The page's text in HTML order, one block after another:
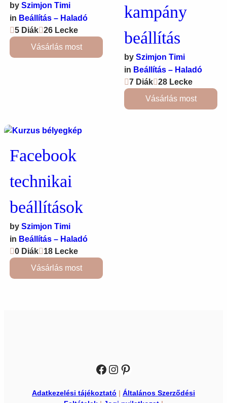
by Szimjon Timi
in Beállítás – Haladó
5 Diák
26 Lecke
Vásárlás most
kampány
beállítás
by Szimjon Timi
in Beállítás – Haladó
7 Diák
28 Lecke
Vásárlás most
Facebook
technikai
beállítások
by Szimjon Timi
in Beállítás – Haladó
0 Diák
18 Lecke
Vásárlás most
Facebook Instagram Pinterest
Adatkezelési tájékoztató | Általános Szerződési